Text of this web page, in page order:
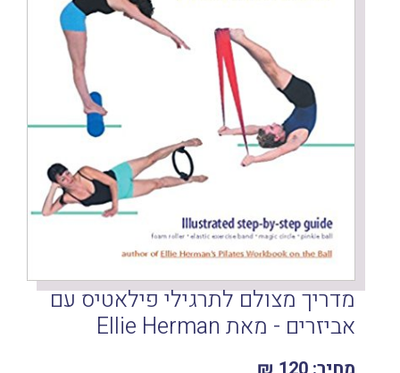
מדריך מצולם לתרגילי פילאטיס עם
אביזרים - מאת Ellie Herman